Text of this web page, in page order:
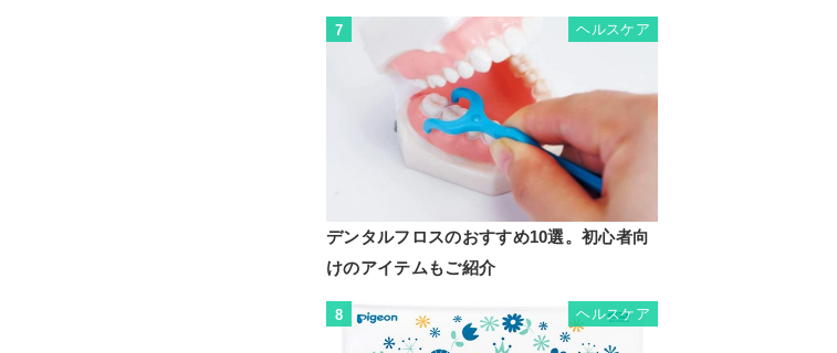
7 ヘルスケア
デンタルフロスのおすすめ10選。初心者向
けのアイテムもご紹介
8 ヘルスケア